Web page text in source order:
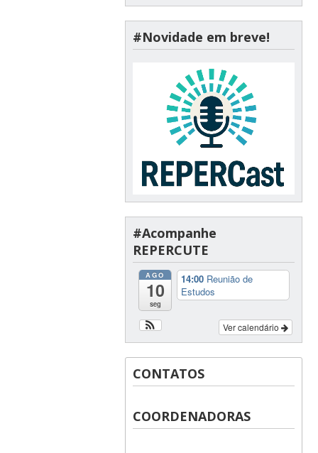
#Novidade em breve!
#Acompanhe
REPERCUTE
AGO
10
seg
14:00 Reunião de
Estudos
Ver calendário
CONTATOS
COORDENADORAS